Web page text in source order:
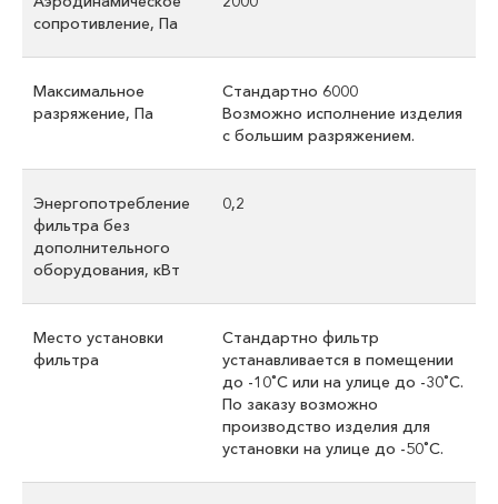
сопротивление, Па
Максимальное
разряжение, Па
Стандартно 6000
Возможно исполнение изделия
с большим разряжением.
Энергопотребление
фильтра без
дополнительного
оборудования, кВт
0,2
Место установки
фильтра
Стандартно фильтр
устанавливается в помещении
до -10˚С или на улице до -30˚С.
По заказу возможно
производство изделия для
установки на улице до -50˚С.